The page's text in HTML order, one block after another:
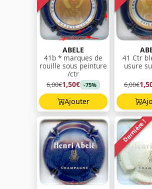
ABELE
41b * marques de
rouille sous peinture
/ctr
6,00€1,50€ -75%
Ajouter
41 Ctr
usure
6,00€
Dernière !